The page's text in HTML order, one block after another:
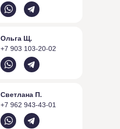
Светлана П.
+7 962 943-43-01
Ольга Щ.
+7 903 103-20-02